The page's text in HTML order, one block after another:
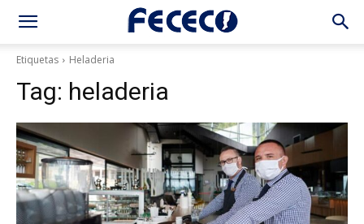
Etiquetas Heladeria
Tag: heladeria